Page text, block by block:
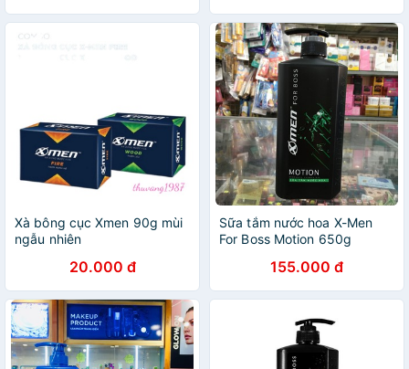
Xà bông cục Xmen 90g mùi
ngẫu nhiên
20.000 đ
Sữa tắm nước hoa X-Men
For Boss Motion 650g
155.000 đ